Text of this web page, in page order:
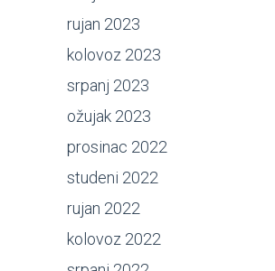
rujan 2023
kolovoz 2023
srpanj 2023
ožujak 2023
prosinac 2022
studeni 2022
rujan 2022
kolovoz 2022